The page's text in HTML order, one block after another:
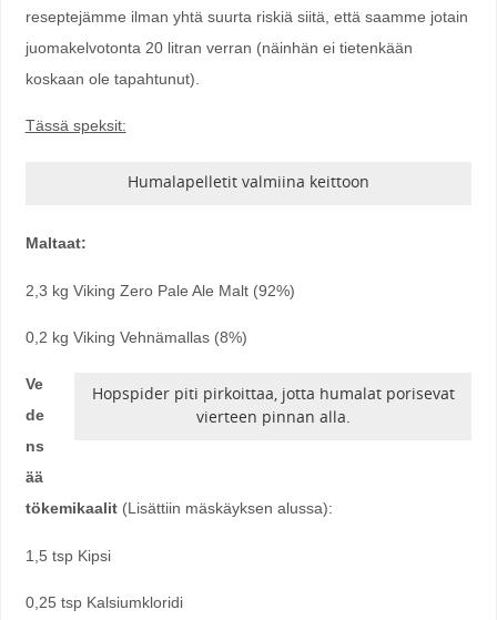
reseptejämme ilman yhtä suurta riskiä siitä, että saamme jotain
juomakelvotonta 20 litran verran (näinhän ei tietenkään
koskaan ole tapahtunut).
Tässä speksit:
Humalapelletit valmiina keittoon
Maltaat:
2,3 kg Viking Zero Pale Ale Malt (92%)
0,2 kg Viking Vehnämallas (8%)
Hopspider piti pirkoittaa, jotta humalat porisevat
vierteen pinnan alla.
Ve
de
ns
ää
tökemikaalit(Lisättiin mäskäyksen alussa):
1,5 tsp Kipsi
0,25 tsp Kalsiumkloridi